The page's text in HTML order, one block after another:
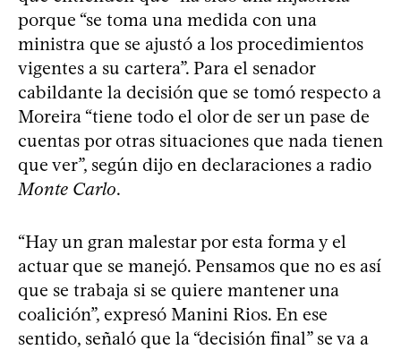
porque “se toma una medida con una
ministra que se ajustó a los procedimientos
vigentes a su cartera”. Para el senador
cabildante la decisión que se tomó respecto a
Moreira “tiene todo el olor de ser un pase de
cuentas por otras situaciones que nada tienen
que ver”, según dijo en declaraciones a radio
Monte Carlo.
“Hay un gran malestar por esta forma y el
actuar que se manejó. Pensamos que no es así
que se trabaja si se quiere mantener una
coalición”, expresó Manini Rios. En ese
sentido, señaló que la “decisión final” se va a